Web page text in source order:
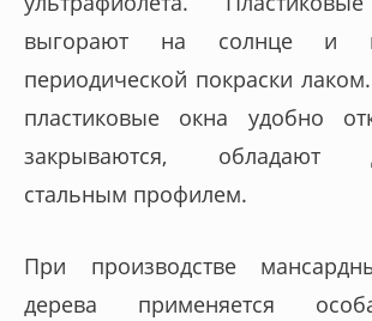
выгорают на солнце и
периодической покраски
пластиковые окна удобно
закрываются, обладают
стальным профилем.
При производстве
дерева применяется